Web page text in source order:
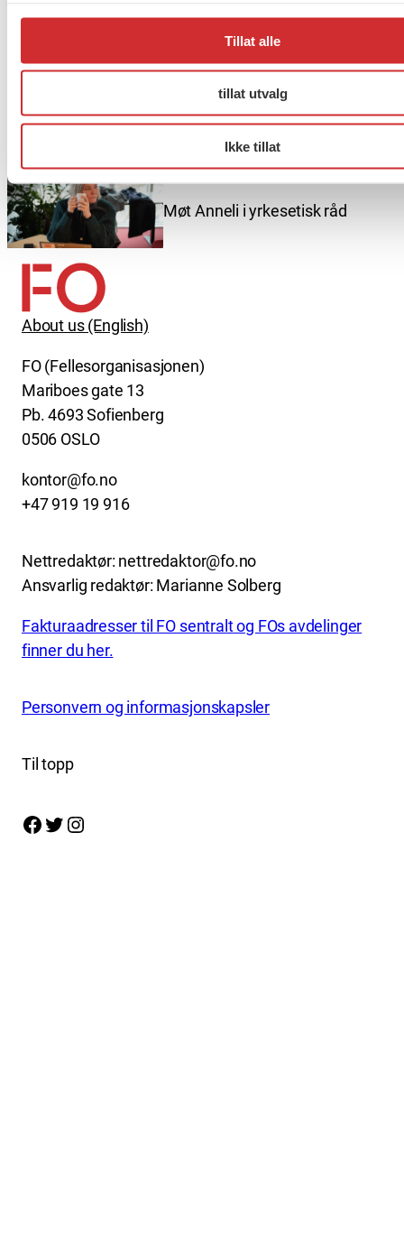
Tillat alle
tillat utvalg
Ikke tillat
Er du berørt av brannen i
Drammen?
Møt Anneli i yrkesetisk råd
About us (English)
FO (Fellesorganisasjonen)
Mariboes gate 13
Pb. 4693 Sofienberg
0506 OSLO
kontor@fo.no
+47 919 19 916
Nettredaktør: nettredaktor@fo.no
Ansvarlig redaktør: Marianne Solberg
Fakturaadresser til FO sentralt og FOs avdelinger
finner du her.
Personvern og informasjonskapsler
Til topp
Facebook Twitter Instagram